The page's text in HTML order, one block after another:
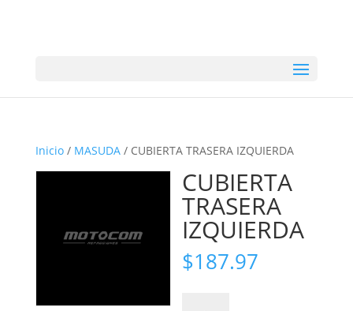
Inicio/ MASUDA/ CUBIERTA TRASERA IZQUIERDA
CUBIERTA
TRASERA
IZQUIERDA
$187.97